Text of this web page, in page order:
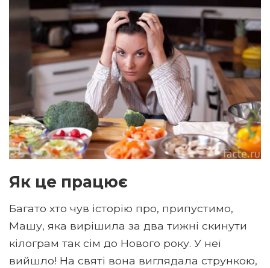
Як це працює
Багато хто чув історію про, припустимо,
Машу, яка вирішила за два тижні скинути
кілограм так сім до Нового року. У неї
вийшло! На святі вона виглядала стрункою,